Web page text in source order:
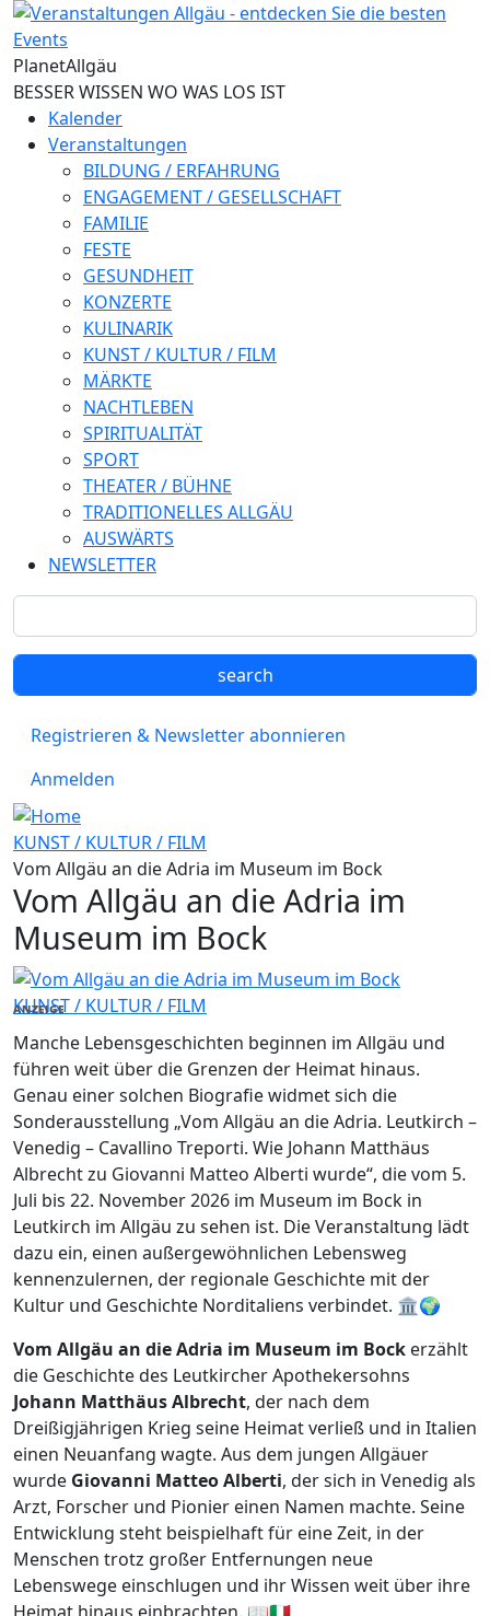
Direkt zum Inhalt
PlanetAllgäu
BESSER WISSEN WO WAS LOS IST
Kalender
Veranstaltungen
BILDUNG / ERFAHRUNG
ENGAGEMENT / GESELLSCHAFT
FAMILIE
FESTE
GESUNDHEIT
KONZERTE
KULINARIK
KUNST / KULTUR / FILM
MÄRKTE
NACHTLEBEN
SPIRITUALITÄT
SPORT
THEATER / BÜHNE
TRADITIONELLES ALLGÄU
AUSWÄRTS
NEWSLETTER
Registrieren & Newsletter abonnieren
Anmelden
KUNST / KULTUR / FILM
Vom Allgäu an die Adria im Museum im Bock
Vom Allgäu an die Adria im
Museum im Bock
KUNST / KULTUR / FILM
ANZEIGE
Manche Lebensgeschichten beginnen im Allgäu und
führen weit über die Grenzen der Heimat hinaus.
Genau einer solchen Biografie widmet sich die
Sonderausstellung „Vom Allgäu an die Adria. Leutkirch –
Venedig – Cavallino Treporti. Wie Johann Matthäus
Albrecht zu Giovanni Matteo Alberti wurde“, die vom 5.
Juli bis 22. November 2026 im Museum im Bock in
Leutkirch im Allgäu zu sehen ist. Die Veranstaltung lädt
dazu ein, einen außergewöhnlichen Lebensweg
kennenzulernen, der regionale Geschichte mit der
Kultur und Geschichte Norditaliens verbindet. 🏛️🌍
Vom Allgäu an die Adria im Museum im Bock erzählt
die Geschichte des Leutkircher Apothekersohns
Johann Matthäus Albrecht, der nach dem
Dreißigjährigen Krieg seine Heimat verließ und in Italien
einen Neuanfang wagte. Aus dem jungen Allgäuer
wurde Giovanni Matteo Alberti, der sich in Venedig als
Arzt, Forscher und Pionier einen Namen machte. Seine
Entwicklung steht beispielhaft für eine Zeit, in der
Menschen trotz großer Entfernungen neue
Lebenswege einschlugen und ihr Wissen weit über ihre